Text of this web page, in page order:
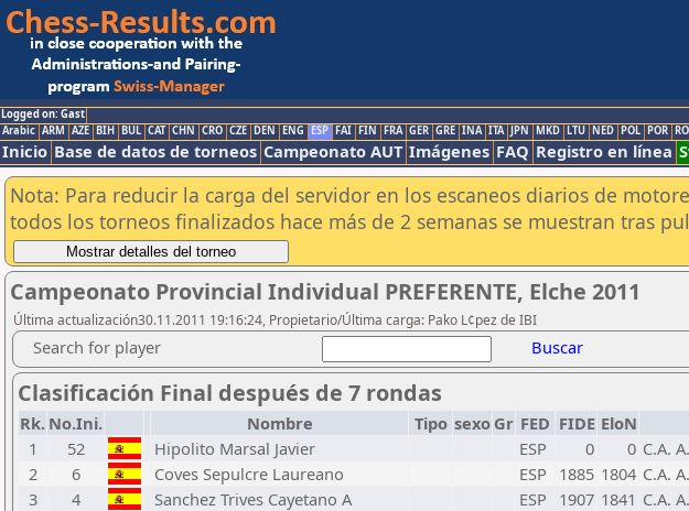
Logged on: Gast
Arabic ARM AZE BIH BUL CAT CHN CRO CZE DEN ENG ESP FAI FIN FRA GER GRE INA ITA JPN MKD LTU NED POL POR
Inicio Base de datos de torneos Campeonato AUT Imágenes FAQ Registro en línea
Nota: Para reducir la carga del servidor en los escaneos diarios de
todos los torneos finalizados hace más de 2 semanas se muestran tras
Campeonato Provincial Individual PREFERENTE, Elche 2011
Última actualización30.11.2011 19:16:24, Propietario/Última carga: Pako L¢pez de IBI
Search for player Buscar
Clasificación Final después de 7 rondas
Rk. No.Ini. Nombre Tipo sexo Gr FED FIDE EloN
1
52 Hipolito Marsal Javier ESP 0 0 C.A.
2
6 Coves Sepulcre Laureano ESP 1885 1804 C.A.
3
4 Sanchez Trives Cayetano A ESP 1907 1841 C.A.